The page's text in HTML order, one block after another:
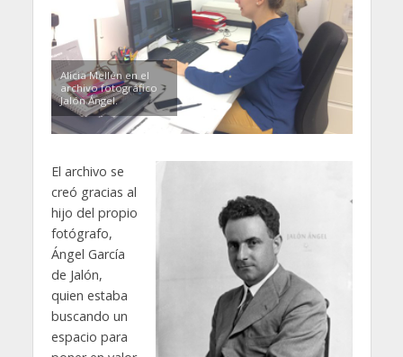
Alicia Mellén en el
archivo fotográfico
Jalón Ángel.
El archivo se
creó gracias al
hijo del propio
fotógrafo,
Ángel García
de Jalón,
quien estaba
buscando un
espacio para